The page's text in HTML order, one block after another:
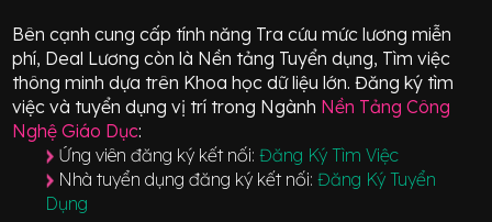
Bên cạnh cung cấp tính năng Tra cứu mức lương miễn
phí, Deal Lương còn là Nền tảng Tuyển dụng, Tìm việc
thông minh dựa trên Khoa học dữ liệu lớn.Đăng ký tìm
việc và tuyển dụng vị trí trong Ngành Nền Tảng Công
Nghệ Giáo Dục:
Ứng viên đăng ký kết nối:Đăng Ký Tìm Việc
Nhà tuyển dụng đăng ký kết nối:Đăng Ký Tuyển
Dụng